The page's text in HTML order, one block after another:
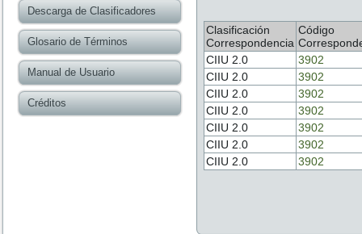
Descarga de Clasificadores
Glosario de Términos
Manual de Usuario
Créditos
Clasificación
Correspondencia
Código
CIIU 2.0
3902
CIIU 2.0
3902
CIIU 2.0
3902
CIIU 2.0
3902
CIIU 2.0
3902
CIIU 2.0
3902
CIIU 2.0
3902